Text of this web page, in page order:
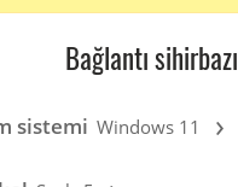
Bağlantı sihirbazı
sistemi Windows 11 ›